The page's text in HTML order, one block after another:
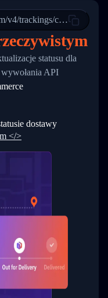
03-06 15:28:00",
"Shipment
"BEIJING-
v4/trackings/create
statusu dla
API
dostawy
</>